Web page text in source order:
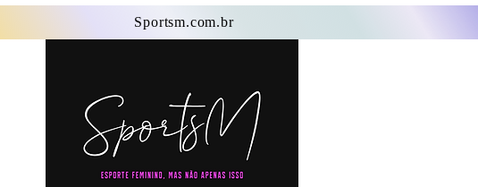
Sportsm.com.br
Sportsm.com.br